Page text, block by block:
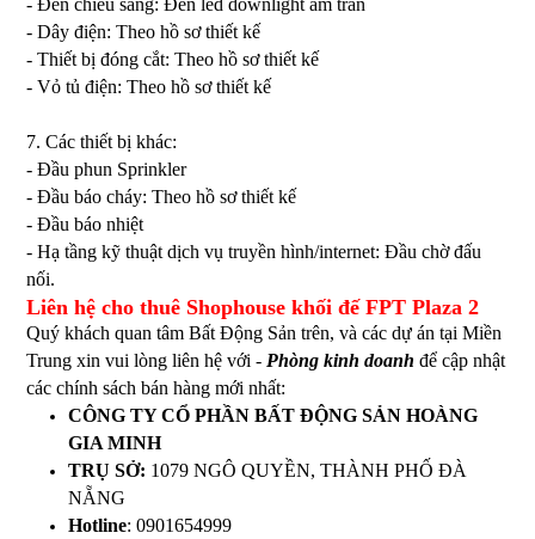
- Đèn chiếu sáng: Đèn led downlight âm trần
- Dây điện: Theo hồ sơ thiết kế
- Thiết bị đóng cắt: Theo hồ sơ thiết kế
- Vỏ tủ điện: Theo hồ sơ thiết kế
7. Các thiết bị khác:
- Đầu phun Sprinkler
- Đầu báo cháy: Theo hồ sơ thiết kế
- Đầu báo nhiệt
- Hạ tầng kỹ thuật dịch vụ truyền hình/internet: Đầu chờ đấu
nối.
Liên hệ cho thuê Shophouse khối đế FPT Plaza 2
Quý khách quan tâm Bất Động Sản trên, và các dự án tại Miền
Trung xin vui lòng liên hệ với - Phòng kinh doanh để cập nhật
các chính sách bán hàng mới nhất:
CÔNG TY CỔ PHẦN BẤT ĐỘNG SẢN HOÀNG
GIA MINH
TRỤ SỞ: 1079 NGÔ QUYỀN, THÀNH PHỐ ĐÀ
NẴNG
Hotline: 0901654999